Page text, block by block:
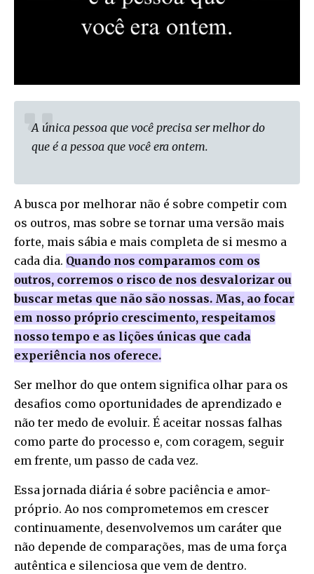
A única pessoa que você precisa ser melhor do
que é a pessoa que você era ontem.
A busca por melhorar não é sobre competir com
os outros, mas sobre se tornar uma versão mais
forte, mais sábia e mais completa de si mesmo a
cada dia. Quando nos comparamos com os
outros, corremos o risco de nos desvalorizar ou
buscar metas que não são nossas. Mas, ao focar
em nosso próprio crescimento, respeitamos
nosso tempo e as lições únicas que cada
experiência nos oferece.
Ser melhor do que ontem significa olhar para os
desafios como oportunidades de aprendizado e
não ter medo de evoluir. É aceitar nossas falhas
como parte do processo e, com coragem, seguir
em frente, um passo de cada vez.
Essa jornada diária é sobre paciência e amor-
próprio. Ao nos comprometemos em crescer
continuamente, desenvolvemos um caráter que
não depende de comparações, mas de uma força
autêntica e silenciosa que vem de dentro.